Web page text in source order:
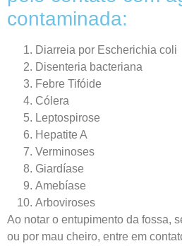
contaminada:
Diarreia por Escherichia coli
Disenteria bacteriana
Febre Tifóide
Cólera
Leptospirose
Hepatite A
Verminoses
Giardíase
Amebíase
Arboviroses
Ao notar o entupimento da fossa,
ou por mau cheiro, entre em